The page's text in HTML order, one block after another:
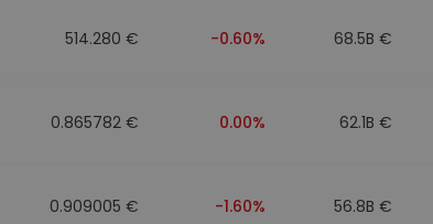
514.280 € -0.60% 68.5B €
0.865782 € 0.00% 62.1B €
0.909005 € -1.60% 56.8B €